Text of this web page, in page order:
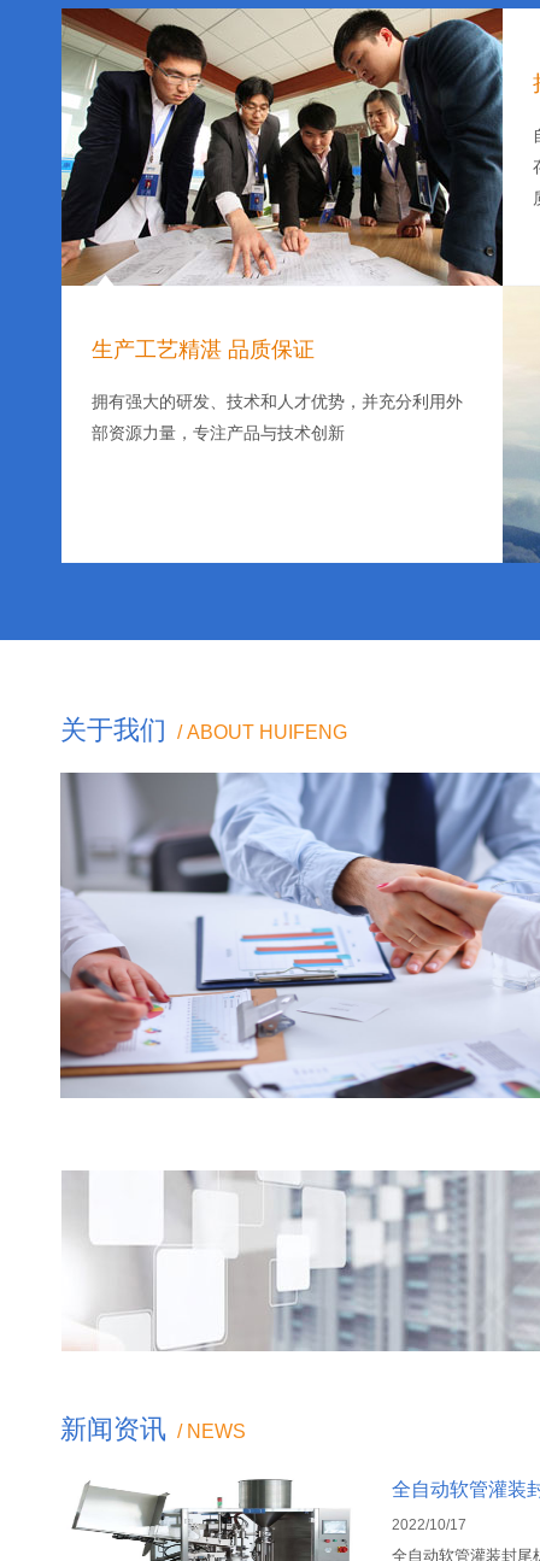
CBZRJ-30/CBZRJ-2000真空乳化机
分散乳化搅拌罐
口服液搅拌罐 口服
生产工艺精湛 品质保证
拥有强大的研发、技术和人才优势，并充分利用外
部资源力量，专注产品与技术创新
关于我们 / ABOUT HUIFENG
新闻资讯 / NEWS
全自动软管灌装
2022/10/17
全自动软管灌装封尾